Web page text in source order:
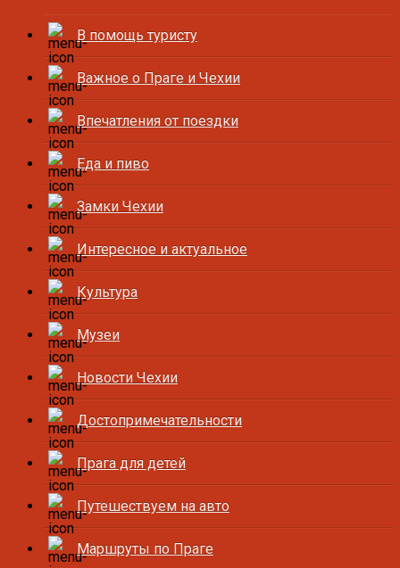
В помощь туристу
Важное о Праге и Чехии
Впечатления от поездки
Еда и пиво
Замки Чехии
Интересное и актуальное
Культура
Музеи
Новости Чехии
Достопримечательности
Прага для детей
Путешествуем на авто
Маршруты по Праге